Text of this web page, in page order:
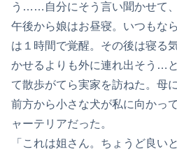
う……自分にそう言い聞かせて、
午後から娘はお昼寝。いつもな
は１時間で覚醒。その後は寝る
かせるよりも外に連れ出そう…
て散歩がてら実家を訪ねた。母
前方から小さな犬が私に向かっ
ャーテリアだった。
「これは姐さん。ちょうど良い